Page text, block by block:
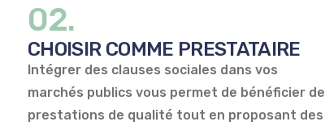
02.
CHOISIR COMME PRESTATAIRE
Intégrer des clauses sociales dans vos
marchés publics vous permet de bénéficier de
prestations de qualité tout en proposant des